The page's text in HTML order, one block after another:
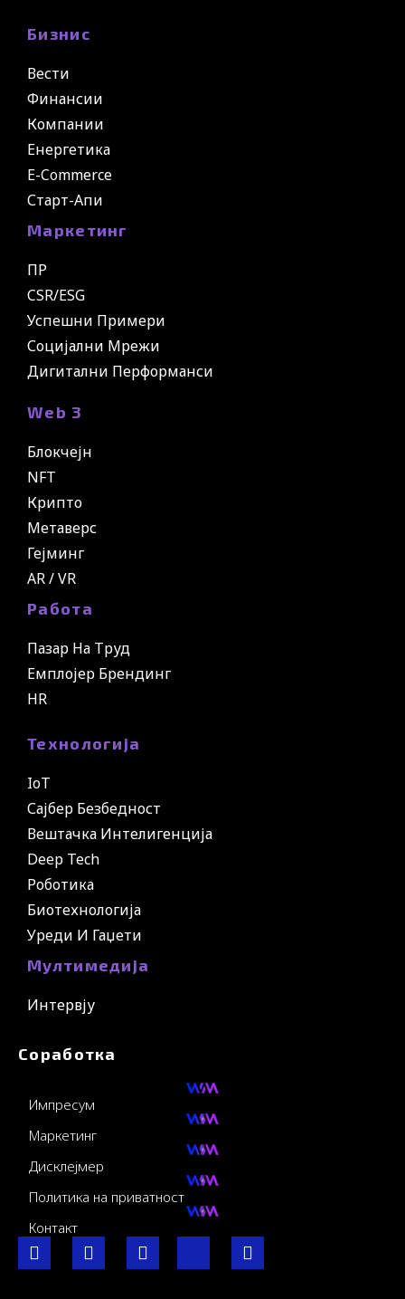
Бизнис
Вести
Финансии
Компании
Енергетика
E-Commerce
Старт-Апи
Маркетинг
ПР
CSR/ESG
Успешни Примери
Социјални Мрежи
Дигитални Перформанси
Web 3
Блокчејн
NFT
Крипто
Метаверс
Гејминг
AR / VR
Работа
Пазар На Труд
Емплојер Брендинг
HR
Технологија
IoT
Сајбер Безбедност
Вештачка Интелигенција
Deep Tech
Роботика
Биотехнологија
Уреди И Гаџети
Мултимедија
Интервју
Соработка
Импресум
Маркетинг
Дисклејмер
Политика на приватност
Контакт
F
a
I
n
Y
o
L
i